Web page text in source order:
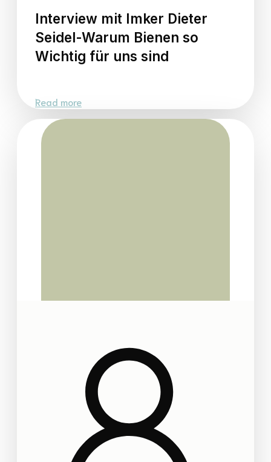
Interview mit Imker Dieter
Seidel-Warum Bienen so
Wichtig für uns sind
Read more